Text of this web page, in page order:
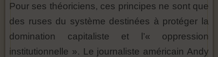
Pour ses théoriciens, ces principes ne sont que
des ruses du système destinées à protéger la
domination capitaliste et l’« oppression
institutionnelle ». Le journaliste américain Andy